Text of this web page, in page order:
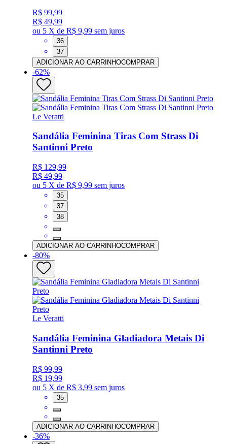
R$ 99,99
R$ 49,99
ou 5 X de R$ 9,99 sem juros
36
37
ADICIONAR AO CARRINHOCOMPRAR
-62%
Le Veratti
Sandália Feminina Tiras Com Strass Di
Santinni Preto
R$ 129,99
R$ 49,99
ou 5 X de R$ 9,99 sem juros
35
37
38
ADICIONAR AO CARRINHOCOMPRAR
-80%
Le Veratti
Sandália Feminina Gladiadora Metais Di
Santinni Preto
R$ 99,99
R$ 19,99
ou 5 X de R$ 3,99 sem juros
35
ADICIONAR AO CARRINHOCOMPRAR
-36%